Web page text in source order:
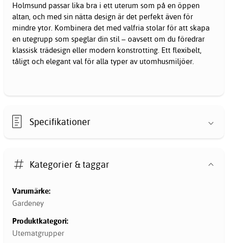
Holmsund passar lika bra i ett uterum som på en öppen
altan, och med sin nätta design är det perfekt även för
mindre ytor. Kombinera det med valfria stolar för att skapa
en utegrupp som speglar din stil – oavsett om du föredrar
klassisk trädesign eller modern konstrotting. Ett flexibelt,
tåligt och elegant val för alla typer av utomhusmiljöer.
Specifikationer
Kategorier & taggar
Varumärke:
Gardeney
Produktkategori:
Utematgrupper